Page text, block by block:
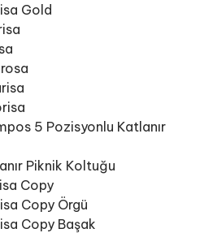
Gold
5 Pozisyonlu Katlanır
Piknik Koltuğu
Copy
Copy Örgü
Copy Başak